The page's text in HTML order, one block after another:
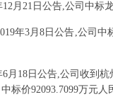
12月21日公告,公司中标
年3月8日公告,公司
6月18日公告,公司收到
标价92093.7099万元人